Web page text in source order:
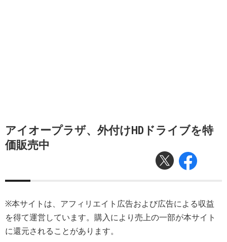
アイオープラザ、外付けHDドライブを特
価販売中
※本サイトは、アフィリエイト広告および広告による収益
を得て運営しています。購入により売上の一部が本サイト
に還元されることがあります。